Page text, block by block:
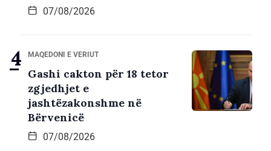
07/08/2026
MAQEDONI E VERIUT
Gashi cakton për 18 tetor
zgjedhjet e
jashtëzakonshme në
Bërvenicë
07/08/2026